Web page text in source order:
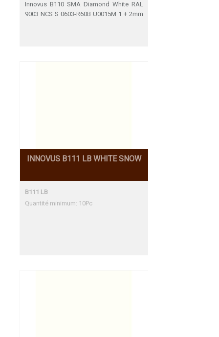
Innovus B110 SMA Diamond White RAL
9003 NCS S 0603-R60B U0015M 1 + 2mm
INNOVUS B111 LB WHITE SNOW
B111 LB
Quantité minimum: 10Pc